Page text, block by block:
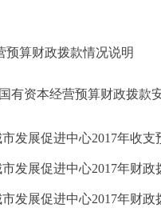
算财政拨款情况说明
资本经营预算财政拨款
发展促进中心2017年收支
发展促进中心2017年财政
发展促进中心2017年财